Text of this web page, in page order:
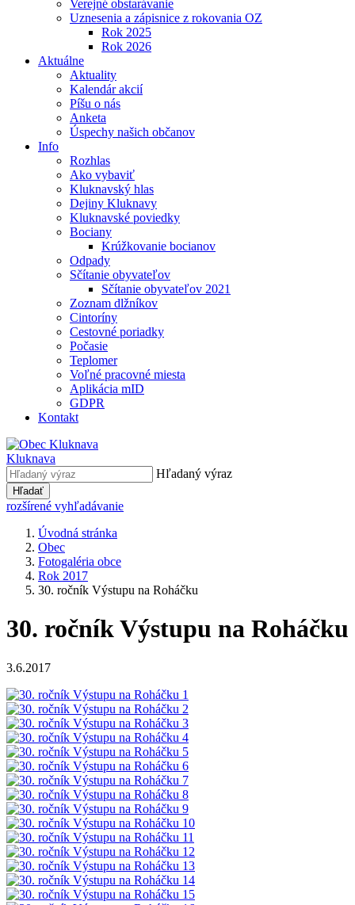
Verejné obstarávanie
Uznesenia a zápisnice z rokovania OZ
Rok 2025
Rok 2026
Aktuálne
Aktuality
Kalendár akcií
Píšu o nás
Anketa
Úspechy našich občanov
Info
Rozhlas
Ako vybaviť
Kluknavský hlas
Dejiny Kluknavy
Kluknavské poviedky
Bociany
Krúžkovanie bocianov
Odpady
Sčítanie obyvateľov
Sčítanie obyvateľov 2021
Zoznam dlžníkov
Cintoríny
Cestovné poriadky
Počasie
Teplomer
Voľné pracovné miesta
Aplikácia mID
GDPR
Kontakt
Kluknava
Hľadaný výraz
Hľadať
rozšírené vyhľadávanie
Úvodná stránka
Obec
Fotogaléria obce
Rok 2017
30. ročník Výstupu na Roháčku
30. ročník Výstupu na Roháčku
3.6.2017